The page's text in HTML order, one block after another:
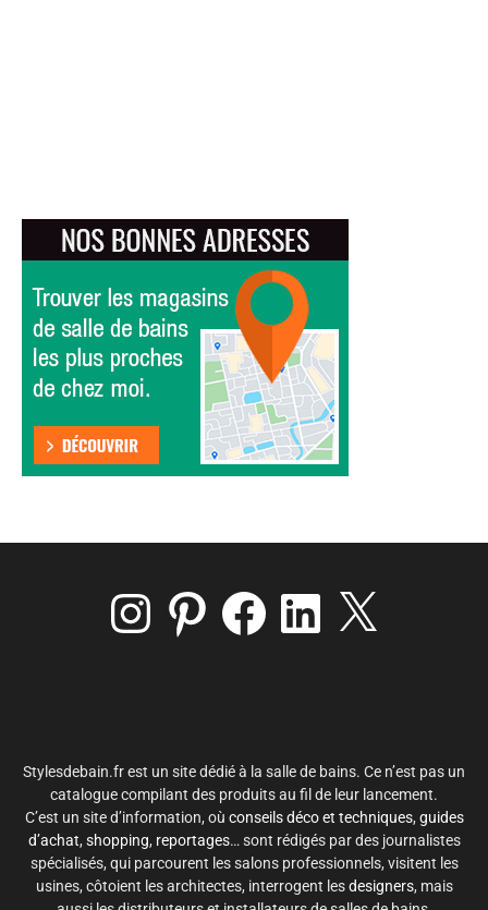
InstagramPinterest FacebookLinkedIn
Stylesdebain.fr est un site dédié à la salle de bains. Ce n’est pas un
catalogue compilant des produits au fil de leur lancement.
C’est un site d’information, où conseils déco et techniques, guides
d’achat, shopping, reportages… sont rédigés par des journalistes
spécialisés, qui parcourent les salons professionnels, visitent les
usines, côtoient les architectes, interrogent lesdesigners, mais